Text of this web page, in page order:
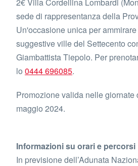
sede di rappresentanza della
Un'occasione unica per
suggestive ville del Settecento
Giambattista Tiepolo. Per
lo 0444 696085.
Promozione valida nelle giornate
maggio 2024.
Informazioni su orari e percorsi
In previsione dell’Adunata